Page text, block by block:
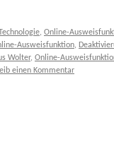
, Online-
Ausweisfunktion,
Wolter, Online-
einen Kommentar